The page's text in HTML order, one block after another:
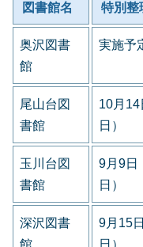
図書館名 特別整
奥沢図書
館
実施予
尾山台図
書館
10月
日）
玉川台図
書館
9月9日
日）
深沢図書
9月15